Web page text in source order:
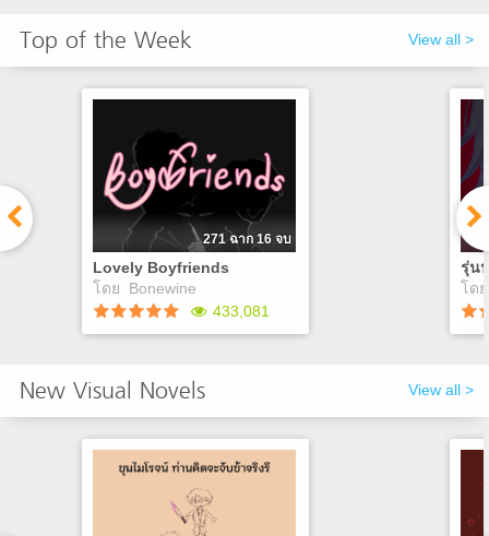
JK X YOU ● ลิงค์กลุ่ม
จึง
เข้
แป
Top of the Week View all >
Lovely Boyfriends
โดย
Bonewine
271 ฉาก 16 จบ
433,081
คุณเป็นคนธรรมดาที่
เหมือนว่าจะมีลูกค้า3คนที่
ต้องการความรักจากคุณ ความ
รักนั้นจะทำให้คุณมาถึงกับ
จุดจบของชีวิตหรือไม่( เกมไม่มี
รุ่น
โด
สน
ว่
New Visual Novels View all >